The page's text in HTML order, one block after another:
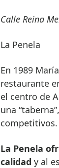
Calle Reina
La Penela
En 1989
restaurante
el centro de
una
competitivos.
La Penela
calidad y al